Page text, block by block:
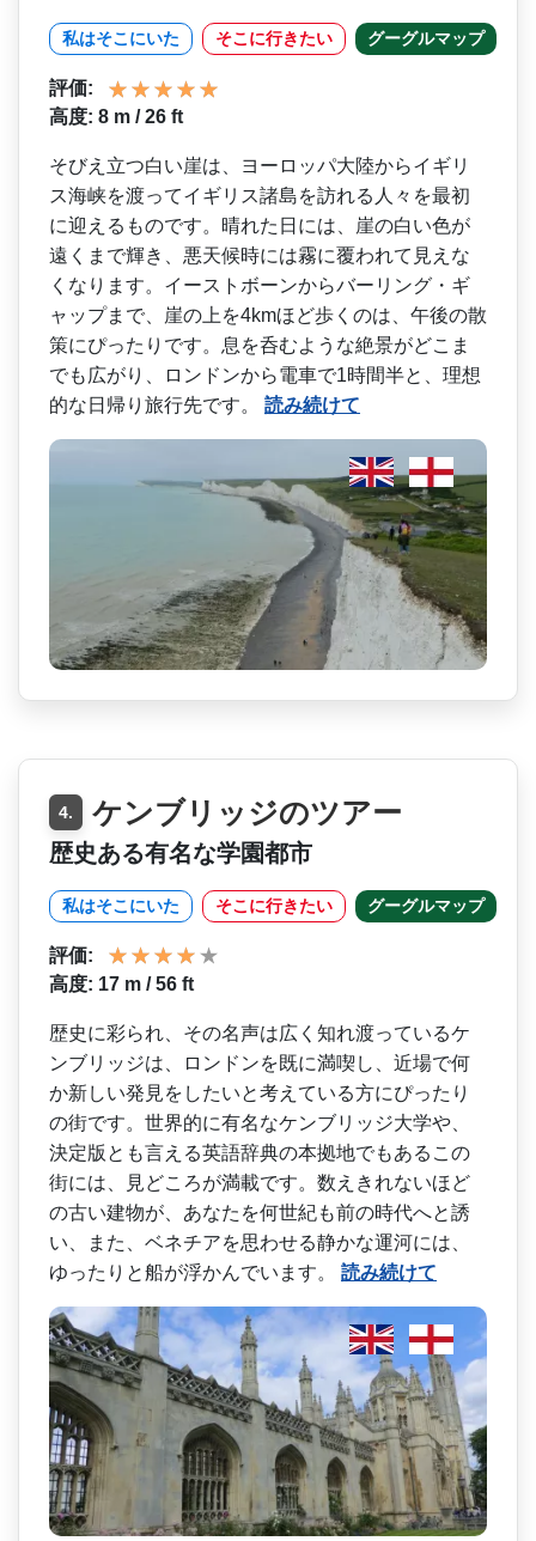
私はそこにいた そこに行きたい グーグルマップ
評価:
高度: 8 m / 26 ft
そびえ立つ白い崖は、ヨーロ­ッパ大陸からイギリ
ス海峡を渡ってイギリス諸島を訪­れる人々を最初
に迎えるものです。晴れた日には、崖­の白い色が
遠くまで輝き、悪天候時には霧に覆われて­見えな
くなります。イーストボーンからバーリング・­ギ
ャップまで、崖の上を4kmほど歩くのは、午後の­散
策にぴったりです。息を呑むような絶景がどこま
で­も広がり、ロンドンから電車で1時間半と、理想
的な­日帰り旅行先です。 読み続けて
4. ケンブリッジのツアー
歴史ある有名な学園都市
私はそこにいた そこに行きたい グーグルマップ
評価:
高度: 17 m / 56 ft
歴史に彩られ、その名声は広­く知れ渡っているケ
ンブリッジは、ロンドンを既に満­喫し、近場で何
か新しい発見をしたいと考えている方­にぴったり
の街です。世界的に有名なケンブリッジ大­学や、
決定版とも言える英語辞典の本拠地でもあるこ­の
街には、見どころが満載です。数えきれないほど
の­古い建物が、あなたを何世紀も前の時代へと誘
い、ま­た、ベネチアを思わせる静かな運河には、
ゆったりと­船が浮かんでいます。 読み続けて